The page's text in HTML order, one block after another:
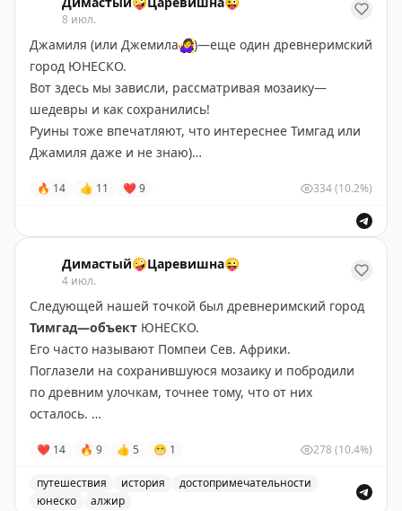
8 июл.
Джамиля (или Джемила🤷‍♀️)—еще один древнеримский
город ЮНЕСКО.
Вот здесь мы зависли, рассматривая мозаику—
шедевры и как сохранились!
Руины тоже впечатляют, что интереснее Тимгад или
Джамиля даже и не знаю)
#Алжир
#ЮНЕСКО
🔥 14 👍 11 ❤ 9 334(10.2%)
Димастый🤪Царевишна😜
4 июл.
Следующей нашей точкой был древнеримский город
Тимгад—объект ЮНЕСКО.
Его часто называют Помпеи Сев. Африки.
Поглазели на сохранившуюся мозаику и побродили
по древним улочкам, точнее тому, что от них
осталось.
позавидовать
😄
Почувствовали себя императорами)))
#Алжир
❤ 14 🔥 9 👍 5 😁 1 278 (10.4%)
путешествия история
достопримечательности
юнеско
алжир